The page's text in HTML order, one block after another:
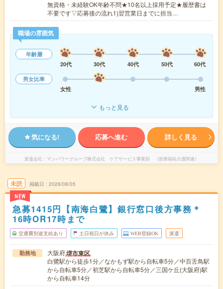
無資格・未経験OK年齢不問★10名以上採用予定★履歴書は
不要です▽応募後の流れ1)翌営業日までに担当…
職場の雰囲気
年齢層
20代
30代 40代 50代
60代
男女比率
女性
男性
もっと見る
気になる! 応募へ進む 詳しく見る
派遣会社 マンパワーグループ株式会社 ケアサービス事業部 （医療福祉介護関連）
未読
NEW
掲載日 2026/08/05
急募1415円【南海白鷺】銀行窓口後方事務＊
16時OR17時まで
交通費別途支給あり 土日祝日が休み WEB登録OK 派遣
勤務地 大阪府堺市東区
白鷺駅から徒歩1分／なかもず駅から自転車5分／中百舌鳥駅
から自転車5分／初芝駅から自転車5分／三国ケ丘(大阪府)駅
から自転車14分